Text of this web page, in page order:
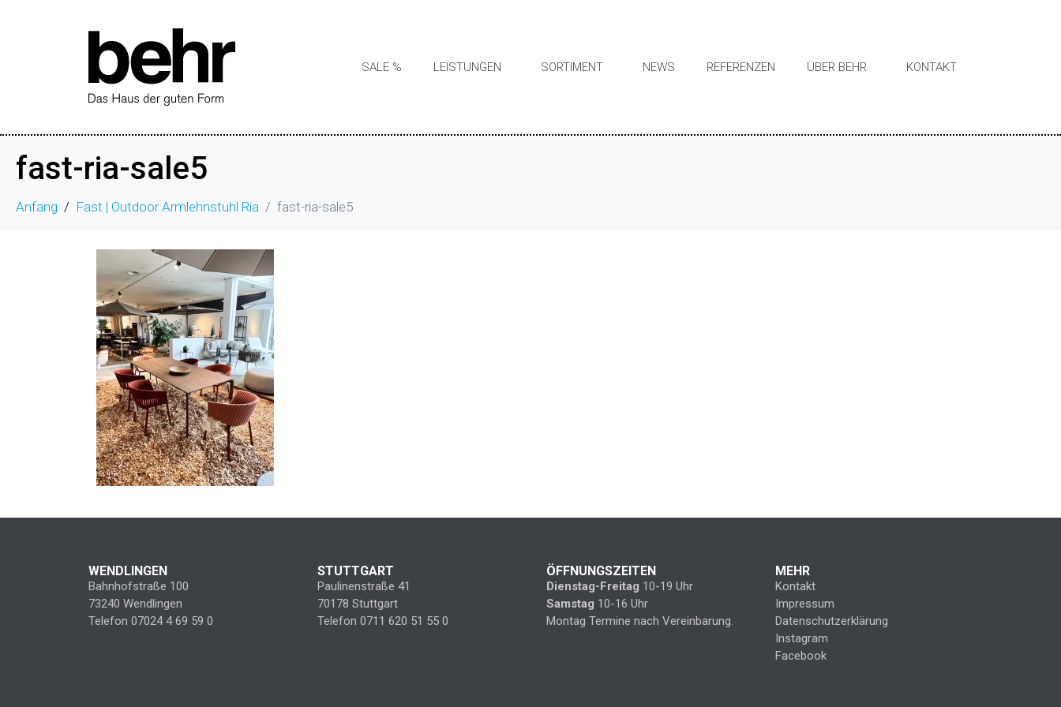
SALE % LEISTUNGEN SORTIMENT NEWS REFERENZEN ÜBER BEHR KONTAKT
fast-ria-sale5
Anfang Fast | Outdoor Armlehnstuhl Ria fast-ria-sale5
WENDLINGEN
Bahnhofstraße 100
73240 Wendlingen
Telefon 07024 4 69 59 0
STUTTGART
Paulinenstraße 41
70178 Stuttgart
Telefon 0711 620 51 55 0
ÖFFNUNGSZEITEN
Dienstag-Freitag 10-19 Uhr
Samstag 10-16 Uhr
Montag Termine nach Vereinbarung.
MEHR
Kontakt
Impressum
Datenschutzerklärung
Instagram
Facebook